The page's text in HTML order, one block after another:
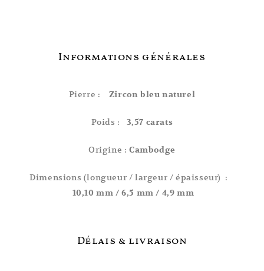
Informations générales
Pierre : Zircon bleu naturel
Poids : 3,57 carats
Origine :Cambodge
Dimensions (longueur / largeur / épaisseur) :
10,10 mm / 6,5 mm / 4,9 mm
Délais & livraison